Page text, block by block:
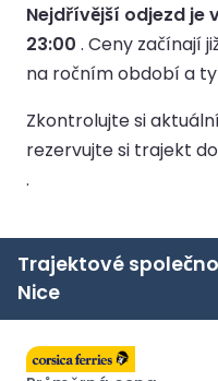
Nejdřívější odjezd je
23:00 . Ceny začínají
na ročním období a
Zkontrolujte si
rezervujte si trajekt
.
Trajektové
Nice